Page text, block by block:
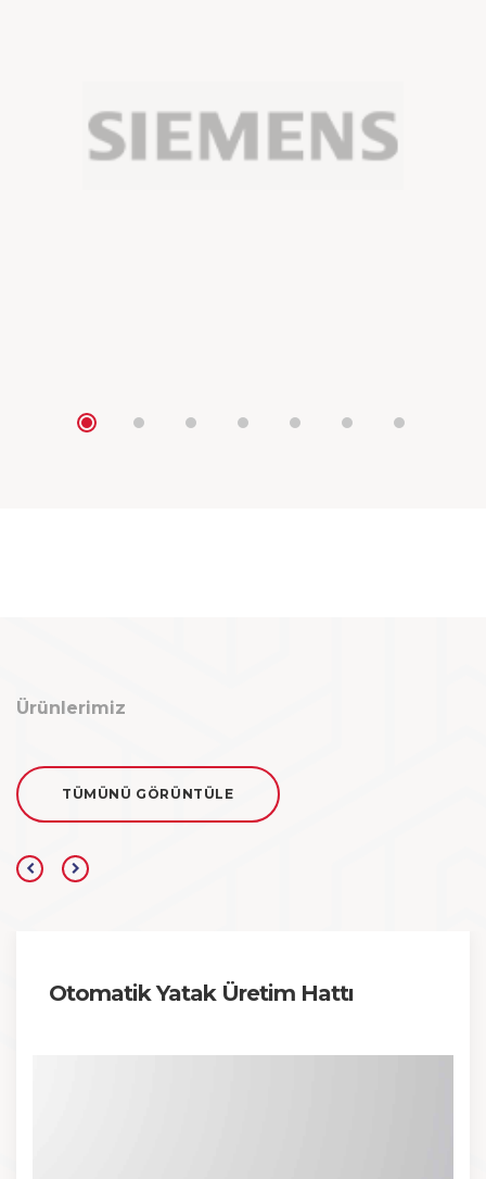
Ürünlerimiz
TÜMÜNÜ GÖRÜNTÜLE
Otomatik Yatak Üretim Hattı